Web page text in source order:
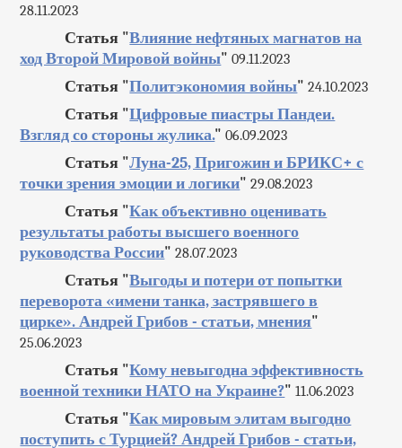
28.11.2023
Статья "Влияние нефтяных магнатов на
ход Второй Мировой войны" 09.11.2023
Статья "Политэкономия войны" 24.10.2023
Статья "Цифровые пиастры Пандеи.
Взгляд со стороны жулика." 06.09.2023
Статья "Луна-25, Пригожин и БРИКС+ с
точки зрения эмоции и логики" 29.08.2023
Статья "Как объективно оценивать
результаты работы высшего военного
руководства России" 28.07.2023
Статья "Выгоды и потери от попытки
переворота «имени танка, застрявшего в
цирке». Андрей Грибов - статьи, мнения"
25.06.2023
Статья "Кому невыгодна эффективность
военной техники НАТО на Украине?" 11.06.2023
Статья "Как мировым элитам выгодно
поступить с Турцией? Андрей Грибов - статьи,